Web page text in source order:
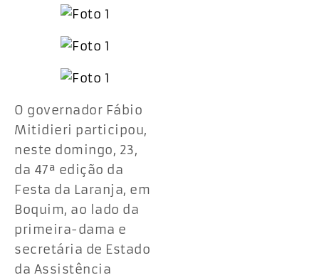
O governador Fábio
Mitidieri participou,
neste domingo, 23,
da 47ª edição da
Festa da Laranja, em
Boquim, ao lado da
primeira-dama e
secretária de Estado
da Assistência